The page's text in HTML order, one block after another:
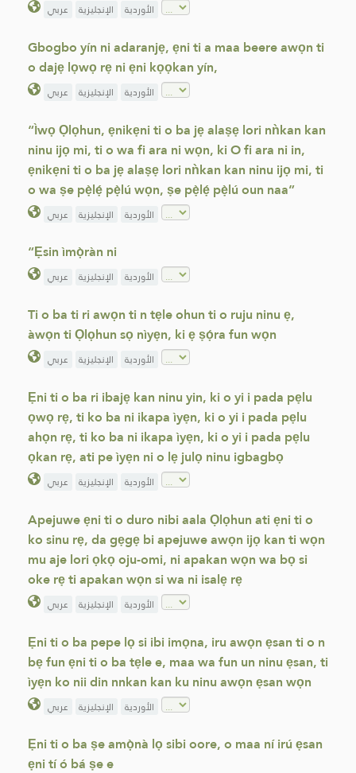
عربي الإنجليزية الأوردية
Gbogbo yín ni adaranjẹ, ẹni ti a maa beere awọn ti
o dajẹ lọwọ rẹ ni ẹni kọọkan yín,
عربي الإنجليزية الأوردية
“Ìwọ Ọlọhun, ẹnikẹni ti o ba jẹ alaṣẹ lori nǹkan kan
ninu ijọ mi, ti o wa fi ara ni wọn, ki O fi ara ni in,
ẹnikẹni ti o ba jẹ alaṣẹ lori nǹkan kan ninu ijọ mi, ti
o wa ṣe pẹ̀lẹ́ pẹ̀lú wọn, ṣe pẹ̀lẹ́ pẹ̀lú oun naa”
عربي الإنجليزية الأوردية
“Ẹsin ìmọ̀ràn ni
عربي الإنجليزية الأوردية
Ti o ba ti ri awọn ti n tẹle ohun ti o ruju ninu ẹ,
àwọn ti Ọlọhun sọ nìyẹn, ki ẹ ṣọ́ra fun wọn
عربي الإنجليزية الأوردية
Ẹni ti o ba ri ibajẹ kan ninu yin, ki o yi i pada pẹlu
ọwọ rẹ, ti ko ba ni ikapa ìyẹn, ki o yi i pada pẹlu
ahọn rẹ, ti ko ba ni ikapa ìyẹn, ki o yi i pada pẹlu
ọkan rẹ, ati pe ìyẹn ni o lẹ julọ ninu igbagbọ
عربي الإنجليزية الأوردية
Apejuwe ẹni ti o duro nibi aala Ọlọhun ati ẹni ti o
ko sinu rẹ, da gẹgẹ bi apejuwe awọn ijọ kan ti wọn
mu aje lori ọkọ oju-omi, ni apakan wọn wa bọ si
oke rẹ ti apakan wọn si wa ni isalẹ rẹ
عربي الإنجليزية الأوردية
Ẹni ti o ba pepe lọ si ibi imọna, iru awọn ẹsan ti o n
bẹ fun ẹni ti o ba tẹle e, maa wa fun un ninu ẹsan, ti
ìyẹn ko nii din nnkan kan ku ninu awọn ẹsan wọn
عربي الإنجليزية الأوردية
Ẹni ti o ba ṣe amọ̀nà lọ sibi oore, o maa ní irú ẹsan
ẹni tí ó bá ṣe e